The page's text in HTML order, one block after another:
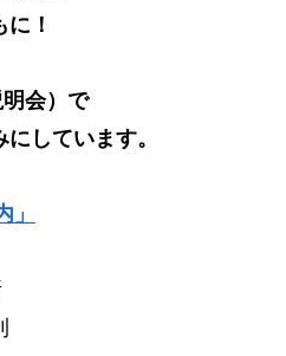
に！
会）で
しています。